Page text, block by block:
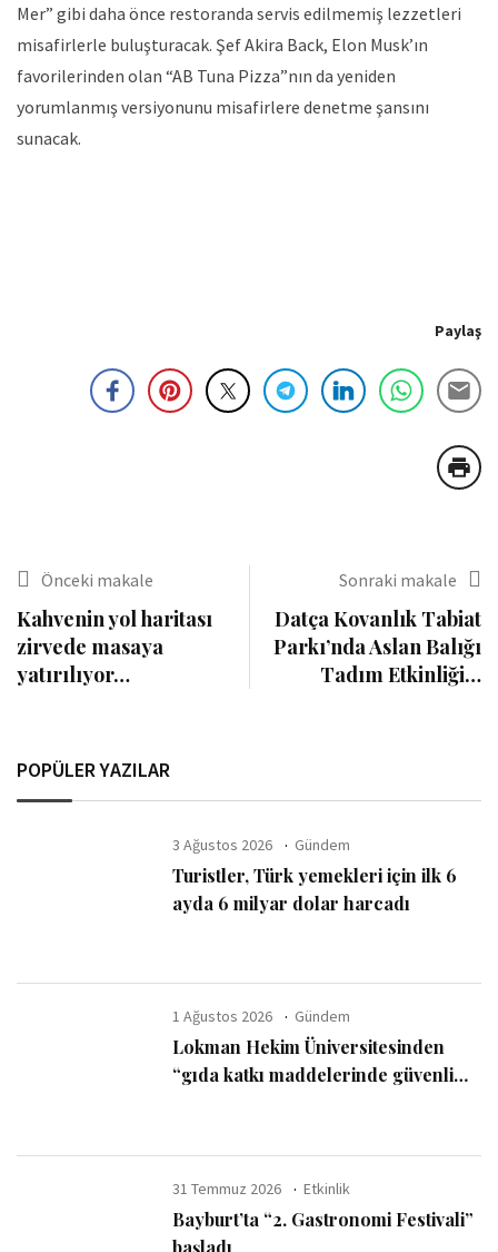
Mer” gibi daha önce restoranda servis edilmemiş lezzetleri
misafirlerle buluşturacak. Şef Akira Back, Elon Musk’ın
favorilerinden olan “AB Tuna Pizza”nın da yeniden
yorumlanmış versiyonunu misafirlere denetme şansını
sunacak.
Paylaş
Önceki makale
Kahvenin yol haritası
zirvede masaya
yatırılıyor…
Sonraki makale
Datça Kovanlık Tabiat
Parkı’nda Aslan Balığı
Tadım Etkinliği…
POPÜLER YAZILAR
3 Ağustos 2026 Gündem
Turistler, Türk yemekleri için ilk 6
ayda 6 milyar dolar harcadı
1 Ağustos 2026 Gündem
Lokman Hekim Üniversitesinden
“gıda katkı maddelerinde güvenli
31 Temmuz 2026 Etkinlik
Bayburt’ta “2. Gastronomi Festivali”
başladı